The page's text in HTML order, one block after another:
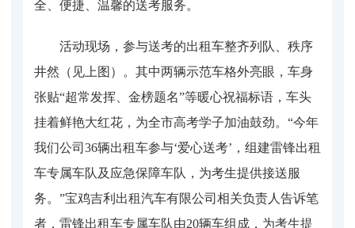
全、便捷、温馨的送考服务。
活动现场，参与送考的出租车整齐列队、秩序
井然（见上图）。其中两辆示范车格外亮眼，车身
张贴“超常发挥、金榜题名”等暖心祝福标语，车头
挂着鲜艳大红花，为全市高考学子加油鼓劲。“今年
我们公司36辆出租车参与‘爱心送考’，组建雷锋出租
车专属车队及应急保障车队，为考生提供接送服
务。”宝鸡吉利出租汽车有限公司相关负责人告诉笔
者，雷锋出租车专属车队由20辆车组成，为考生提